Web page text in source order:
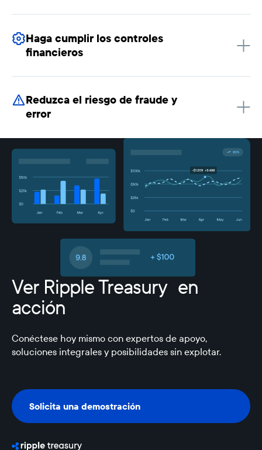
Haga cumplir los controles
financieros
Reduzca el riesgo de fraude y
error
Ver Ripple Treasury en
acción
Conéctese hoy mismo con expertos de apoyo,
soluciones integrales y posibilidades sin explotar.
Solicita una demostración
Solicita una demostración